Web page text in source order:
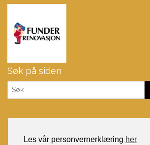
Les vår personvernerklæring her
Søk på siden